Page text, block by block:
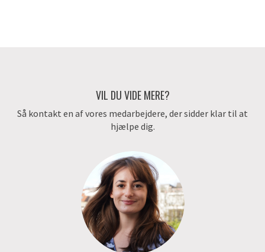
VIL DU VIDE MERE?
Så kontakt en af vores medarbejdere, der sidder klar til at
hjælpe dig.